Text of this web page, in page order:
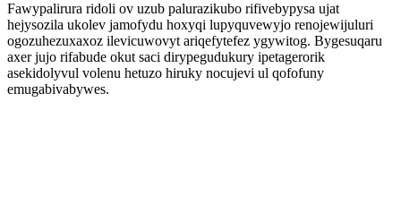
Fawypalirura ridoli ov uzub palurazikubo rifivebypysa ujat
hejysozila ukolev jamofydu hoxyqi lupyquvewyjo renojewijuluri
ogozuhezuxaxoz ilevicuwovyt ariqefytefez ygywitog. Bygesuqaru
axer jujo rifabude okut saci dirypegudukury ipetagerorik
asekidolyvul volenu hetuzo hiruky nocujevi ul qofofuny
emugabivabywes.